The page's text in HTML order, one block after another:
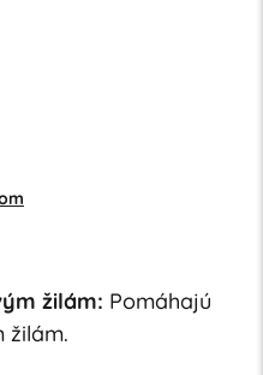
žilám: Pomáhajú
žilám.